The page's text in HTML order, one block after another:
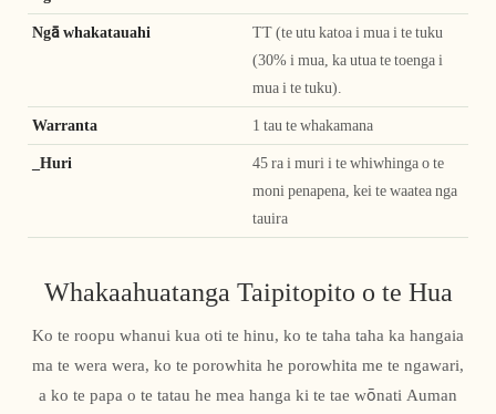
Ngā whakatauahi
TT (te utu katoa i mua i te tuku
(30% i mua, ka utua te toenga i
mua i te tuku).
Warranta 1 tau te whakamana
_Huri
45 ra i muri i te whiwhinga o te
moni penapena, kei te waatea nga
tauira
Whakaahuatanga Taipitopito o te Hua
Ko te roopu whanui kua oti te hinu, ko te taha taha ka hangaia
ma te wera wera, ko te porowhita he porowhita me te ngawari,
a ko te papa o te tatau he mea hanga ki te tae wōnati Auman